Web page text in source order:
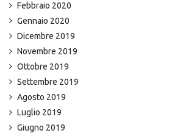
Febbraio 2020
Gennaio 2020
Dicembre 2019
Novembre 2019
Ottobre 2019
Settembre 2019
Agosto 2019
Luglio 2019
Giugno 2019